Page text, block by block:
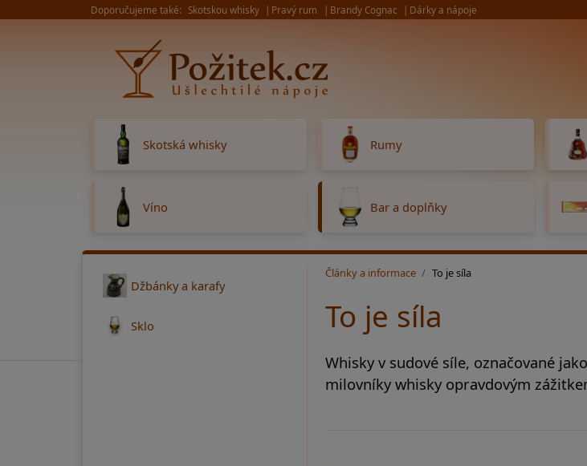
Doporučujeme také: Skotskou whisky Pravý rum Brandy Cognac Dárky a nápoje
Skotská whisky Rumy
Víno Bar a doplňky
Džbánky a karafy
Sklo
Články a informace To je síla
To je síla
Whisky v sudové síle, označované
milovníky whisky opravdovým